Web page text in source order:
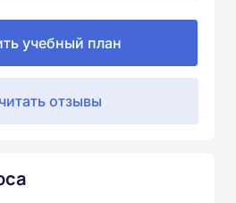
учебный план
отзывы